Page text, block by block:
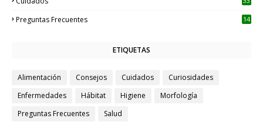
Preguntas Frecuentes 14
ETIQUETAS
Alimentación Consejos Cuidados
Curiosidades
Enfermedades
Hábitat Higiene
Morfología
Preguntas Frecuentes
Salud